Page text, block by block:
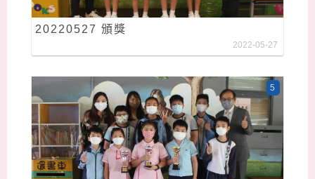
20220527 頒獎
2022-05-27
5